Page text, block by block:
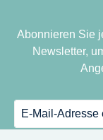
Abonnieren Sie
Newsletter,